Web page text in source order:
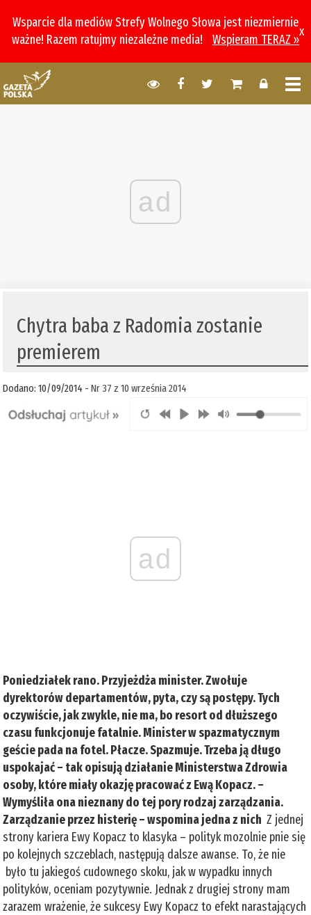
Wsparcie dla mediów Strefy Wolnego Słowa jest niezmiernie
ważne! Razem ratujmy niezależne media!
Wspieram TERAZ »
x
ad
Chytra baba z Radomia zostanie
premierem
Dodano: 10/09/2014 -Nr 37 z 10 września 2014
ad
Poniedziałek rano. Przyjeżdża minister. Zwołuje
dyrektorów departamentów, pyta, czy są postępy. Tych
oczywiście, jak zwykle, nie ma, bo resort od dłuższego
czasu funkcjonuje fatalnie. Minister w spazmatycznym
geście pada na fotel. Płacze. Spazmuje. Trzeba ją długo
uspokajać – tak opisują działanie Ministerstwa Zdrowia
osoby, które miały okazję pracować z Ewą Kopacz. –
Wymyśliła ona nieznany do tej pory rodzaj zarządzania.
Zarządzanie przez histerię – wspomina jedna z nich Z jednej
strony kariera Ewy Kopacz to klasyka – polityk mozolnie pnie się
po kolejnych szczeblach, następują dalsze awanse. To, że nie
było tu jakiegoś cudownego skoku, jak w wypadku innych
polityków, oceniam pozytywnie. Jednak z drugiej strony mam
zarazem wrażenie, że sukcesy Ewy Kopacz to efekt narastających